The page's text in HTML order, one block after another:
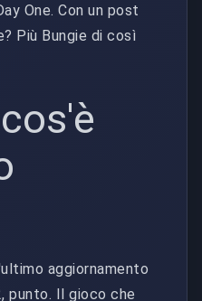
One. Con un post
Più Bungie di così
aggiornamento
punto. Il gioco che